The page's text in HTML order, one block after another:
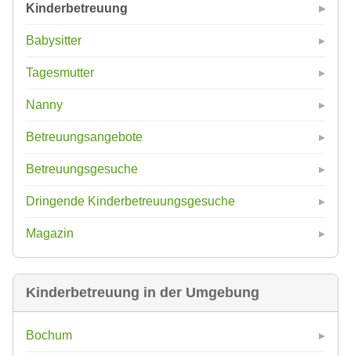
Kinderbetreuung
Babysitter
Tagesmutter
Nanny
Betreuungsangebote
Betreuungsgesuche
Dringende Kinderbetreuungsgesuche
Magazin
Kinderbetreuung in der Umgebung
Bochum